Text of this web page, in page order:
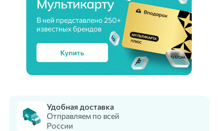
Удобная доставка
Отправляем по всей
России